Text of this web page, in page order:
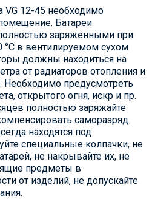
VG 12-45 необходимо
Батареи
заряженными при
°C в вентилируемом сухом
должны находиться на
от радиаторов отопления и
Необходимо предусмотреть
открытого огня, искр и пр.
полностью заряжайте
саморазряд.
находятся под
специальные колпачки, не
не накрывайте их, не
предметы в
от изделий, не допускайте